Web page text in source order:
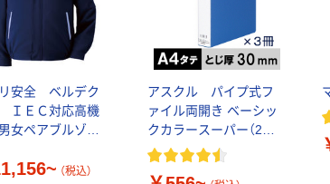
安全 ベルデク
ＩＥＣ対応高機
女ペアブルゾ
１着
（税込）
アスクル パイプ式フ
ァイル両開き ベーシッ
クカラースーパー（2穴）
A4タテ